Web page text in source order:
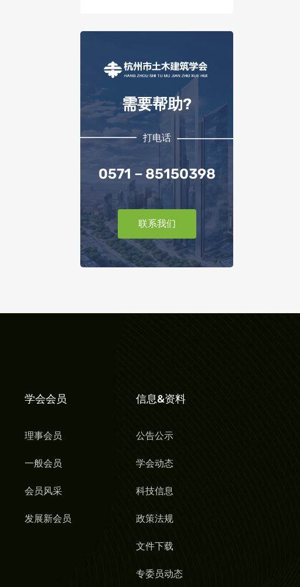
需要帮助?
打电话
0571－85150398
联系我们
学会会员
理事会员
一般会员
会员风采
发展新会员
信息&资料
公告公示
学会动态
科技信息
政策法规
文件下载
专委员动态